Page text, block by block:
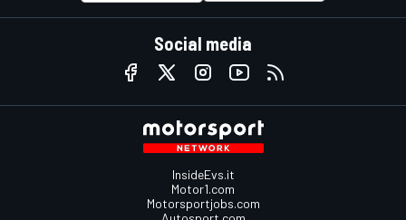
Social media
InsideEvs.it
Motor1.com
Motorsportjobs.com